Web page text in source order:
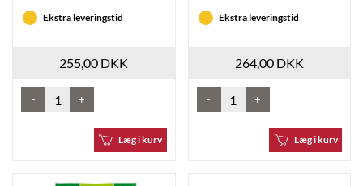
Ekstra leveringstid
255,00 DKK
- +
Læg i kurv
Ekstra leveringstid
264,00 DKK
- +
Læg i kurv